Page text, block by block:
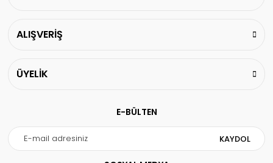
ALIŞVERİŞ
ÜYELİK
E-BÜLTEN
KAYDOL